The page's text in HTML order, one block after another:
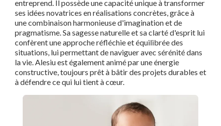
entreprend. Il possède une capacité unique à transformer
ses idées novatrices en réalisations concrètes, grâce à
une combinaison harmonieuse d'imagination et de
pragmatisme. Sa sagesse naturelle et sa clarté d'esprit lui
confèrent une approche réfléchie et équilibrée des
situations, lui permettant de naviguer avec sérénité dans
la vie. Alesiu est également animé par une énergie
constructive, toujours prêt à bâtir des projets durables et
à défendre ce qui lui tient à cœur.